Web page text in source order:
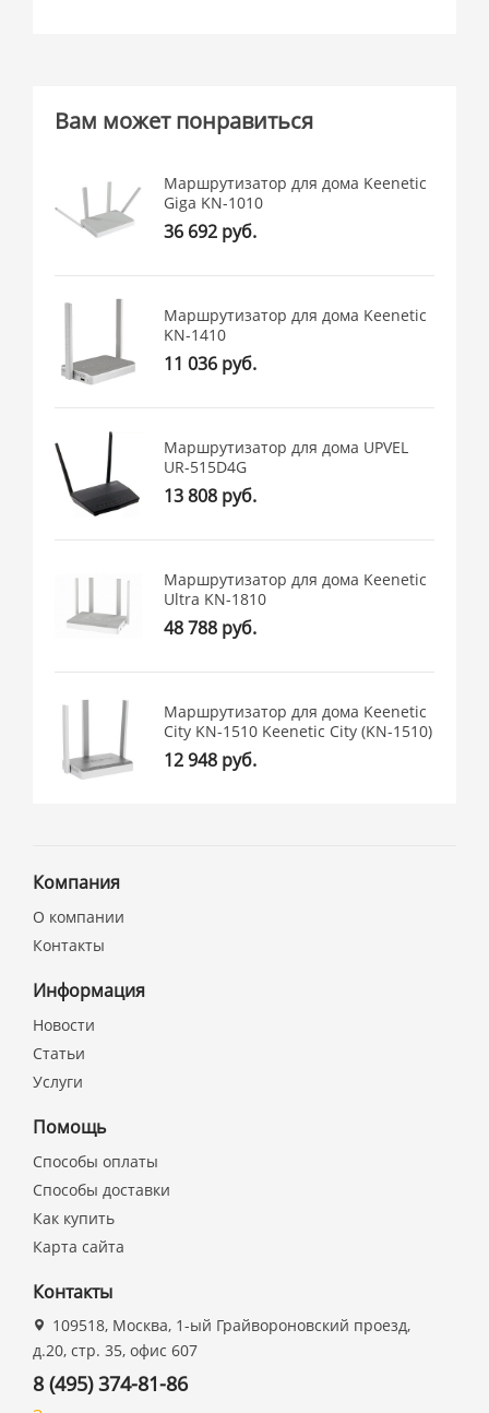
Вам может понравиться
Маршрутизатор для дома Keenetic
Giga KN-1010
36 692 руб.
Маршрутизатор для дома Keenetic
KN-1410
11 036 руб.
Маршрутизатор для дома UPVEL
UR-515D4G
13 808 руб.
Маршрутизатор для дома Keenetic
Ultra KN-1810
48 788 руб.
Маршрутизатор для дома Keenetic
City KN-1510 Keenetic City (KN-1510)
12 948 руб.
Компания
О компании
Контакты
Информация
Новости
Статьи
Услуги
Помощь
Способы оплаты
Способы доставки
Как купить
Карта сайта
Контакты
109518, Москва, 1-ый Грайвороновский проезд,
д.20, стр. 35, офис 607
8 (495) 374-81-86